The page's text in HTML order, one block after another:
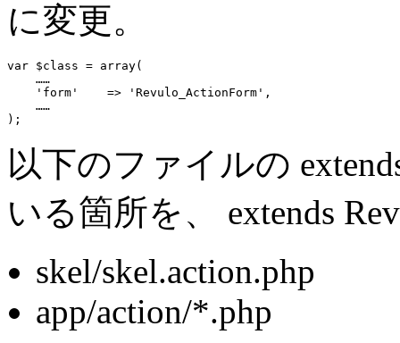
に変更。
var $class = array(
    ……
    'form'    => 'Revulo_ActionForm',
    ……
);
以下のファイルの
いる箇所を、 extends
skel/skel.action.php
app/action/*.php